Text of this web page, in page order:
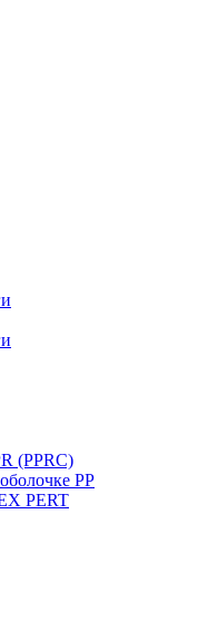
(PPRC)
PP
PERT